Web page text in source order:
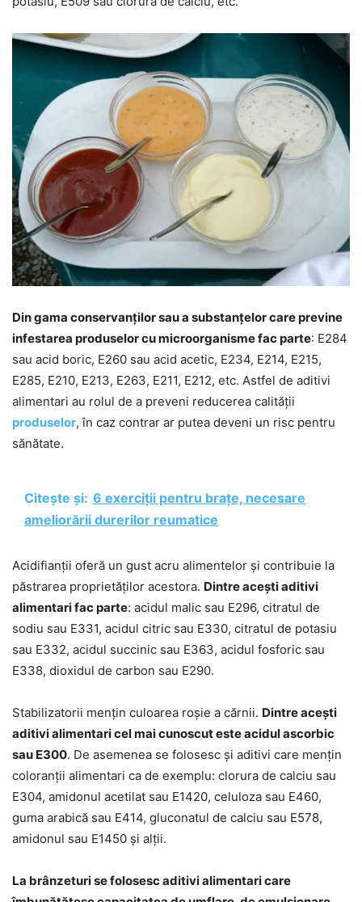
Din gama conservanților sau a substanțelor care previne
infestarea produselor cu microorganisme fac parte: E284
sau acid boric, E260 sau acid acetic, E234, E214, E215,
E285, E210, E213, E263, E211, E212, etc. Astfel de aditivi
alimentari au rolul de a preveni reducerea calității
produselor, în caz contrar ar putea deveni un risc pentru
sănătate.
Citește și: 6 exerciții pentru brațe, necesare
ameliorării durerilor reumatice
Acidifianții oferă un gust acru alimentelor și contribuie la
păstrarea proprietăților acestora. Dintre acești aditivi
alimentari fac parte: acidul malic sau E296, citratul de
sodiu sau E331, acidul citric sau E330, citratul de potasiu
sau E332, acidul succinic sau E363, acidul fosforic sau
E338, dioxidul de carbon sau E290.
Stabilizatorii mențin culoarea roșie a cărnii. Dintre acești
aditivi alimentari cel mai cunoscut este acidul ascorbic
sau E300. De asemenea se folosesc și aditivi care mențin
coloranții alimentari ca de exemplu: clorura de calciu sau
E304, amidonul acetilat sau E1420, celuloza sau E460,
guma arabică sau E414, gluconatul de calciu sau E578,
amidonul sau E1450 și alții.
La brânzeturi se folosesc aditivi alimentari care